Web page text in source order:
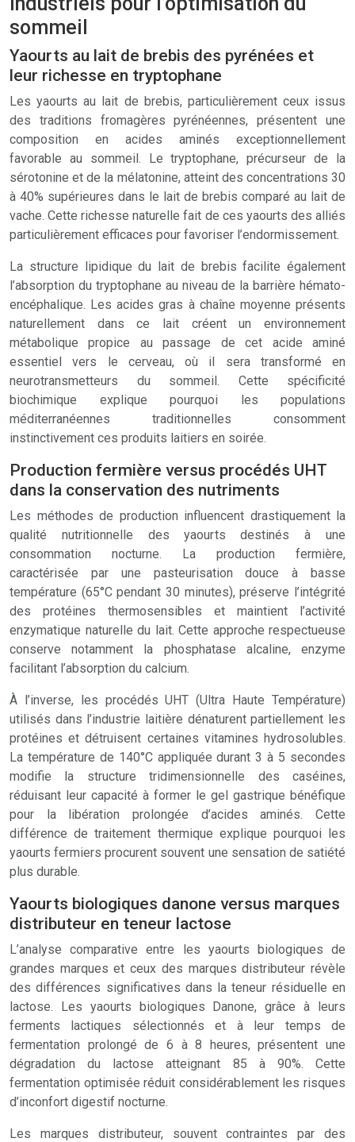
sommeil
Yaourts au lait de brebis des pyrénées et
leur richesse en tryptophane
Les yaourts au lait de brebis, particulièrement ceux issus
des traditions fromagères pyrénéennes, présentent une
composition en acides aminés exceptionnellement
favorable au sommeil. Le tryptophane, précurseur de la
sérotonine et de la mélatonine, atteint des concentrations 30
à 40% supérieures dans le lait de brebis comparé au lait de
vache. Cette richesse naturelle fait de ces yaourts des alliés
particulièrement efficaces pour favoriser l’endormissement.
La structure lipidique du lait de brebis facilite également
l’absorption du tryptophane au niveau de la barrière hémato-
encéphalique. Les acides gras à chaîne moyenne présents
naturellement dans ce lait créent un environnement
métabolique propice au passage de cet acide aminé
essentiel vers le cerveau, où il sera transformé en
neurotransmetteurs du sommeil. Cette spécificité
biochimique explique pourquoi les populations
méditerranéennes traditionnelles consomment
instinctivement ces produits laitiers en soirée.
Production fermière versus procédés UHT
dans la conservation des nutriments
Les méthodes de production influencent drastiquement la
qualité nutritionnelle des yaourts destinés à une
consommation nocturne. La production fermière,
caractérisée par une pasteurisation douce à basse
température (65°C pendant 30 minutes), préserve l’intégrité
des protéines thermosensibles et maintient l’activité
enzymatique naturelle du lait. Cette approche respectueuse
conserve notamment la phosphatase alcaline, enzyme
facilitant l’absorption du calcium.
À l’inverse, les procédés UHT (Ultra Haute Température)
utilisés dans l’industrie laitière dénaturent partiellement les
protéines et détruisent certaines vitamines hydrosolubles.
La température de 140°C appliquée durant 3 à 5 secondes
modifie la structure tridimensionnelle des caséines,
réduisant leur capacité à former le gel gastrique bénéfique
pour la libération prolongée d’acides aminés. Cette
différence de traitement thermique explique pourquoi les
yaourts fermiers procurent souvent une sensation de satiété
plus durable.
Yaourts biologiques danone versus marques
distributeur en teneur lactose
L’analyse comparative entre les yaourts biologiques de
grandes marques et ceux des marques distributeur révèle
des différences significatives dans la teneur résiduelle en
lactose. Les yaourts biologiques Danone, grâce à leurs
ferments lactiques sélectionnés et à leur temps de
fermentation prolongé de 6 à 8 heures, présentent une
dégradation du lactose atteignant 85 à 90%. Cette
fermentation optimisée réduit considérablement les risques
d’inconfort digestif nocturne.
Les marques distributeur, souvent contraintes par des